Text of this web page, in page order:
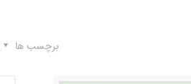
برچسب ها